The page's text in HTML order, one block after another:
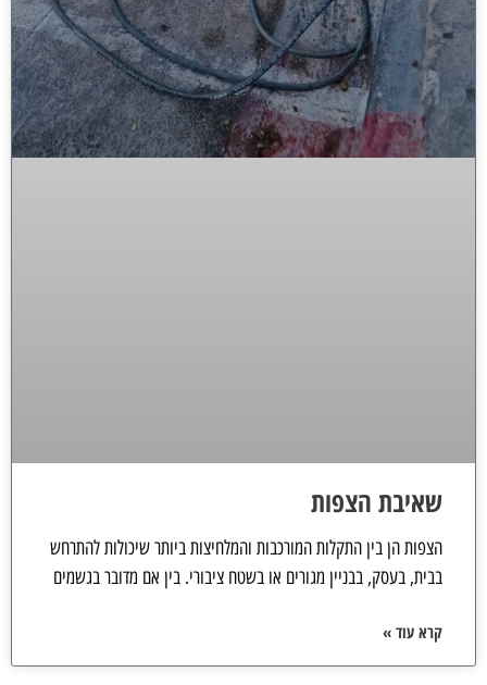
שאיבת הצפות
הצפות הן בין התקלות המורכבות והמלחיצות ביותר שיכולות להתרחש
בבית, בעסק, בבניין מגורים או בשטח ציבורי. בין אם מדובר בגשמים
קרא עוד »